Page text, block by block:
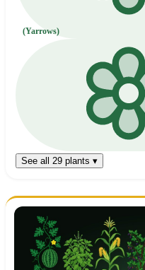
(Yarrows)
See all 29 plants ▾